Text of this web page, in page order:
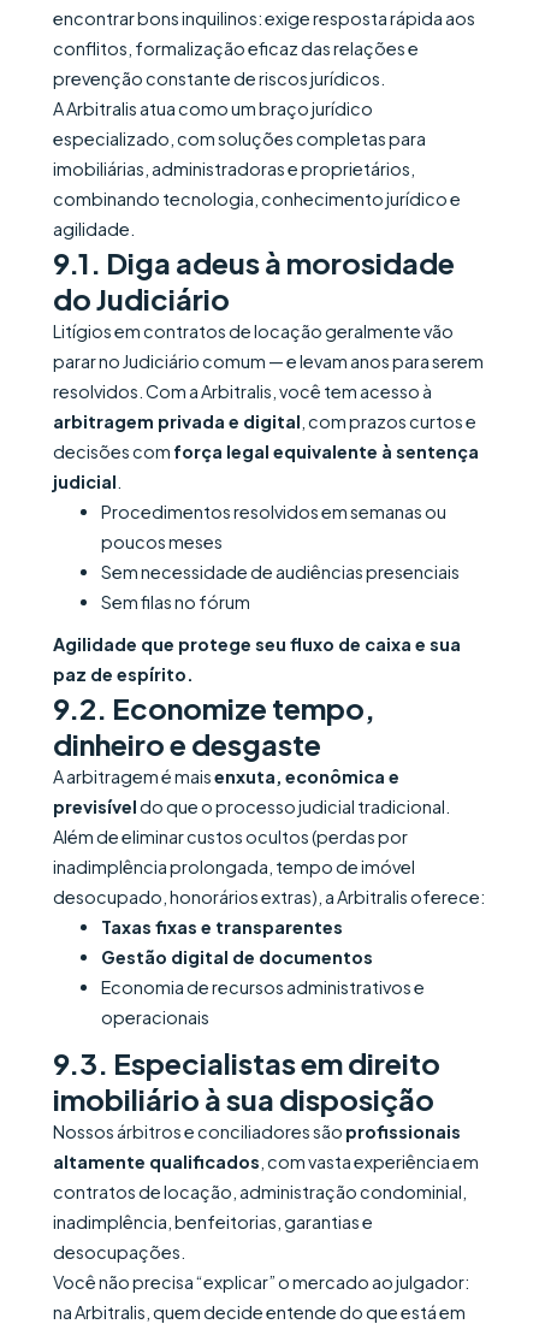
encontrar bons inquilinos: exige resposta rápida aos
conflitos, formalização eficaz das relações e
prevenção constante de riscos jurídicos.
A Arbitralis atua como um braço jurídico
especializado, com soluções completas para
imobiliárias, administradoras e proprietários,
combinando tecnologia, conhecimento jurídico e
agilidade.
9.1. Diga adeus à morosidade
do Judiciário
Litígios em contratos de locação geralmente vão
parar no Judiciário comum — e levam anos para serem
resolvidos. Com a Arbitralis, você tem acesso à
arbitragem privada e digital , com prazos curtos e
decisões com força legal equivalente à sentença
judicial
Procedimentos resolvidos em semanas ou
poucos meses
Sem necessidade de audiências presenciais
Sem filas no fórum
Agilidade que protege seu fluxo de caixa e sua
paz de espírito.
9.2. Economize tempo,
dinheiro e desgaste
A arbitragem é maisenxuta, econômica e
previsíveldo que o processo judicial tradicional.
Além de eliminar custos ocultos (perdas por
inadimplência prolongada, tempo de imóvel
desocupado, honorários extras), a Arbitralis oferece:
Taxas fixas e transparentes
Gestão digital de documentos
Economia de recursos administrativos e
operacionais
9.3. Especialistas em direito
imobiliário à sua disposição
Nossos árbitros e conciliadores são profissionais
altamente qualificados , com vasta experiência em
contratos de locação, administração condominial,
inadimplência, benfeitorias, garantias e
desocupações.
Você não precisa “explicar” o mercado ao julgador:
na Arbitralis, quem decide entende do que está em